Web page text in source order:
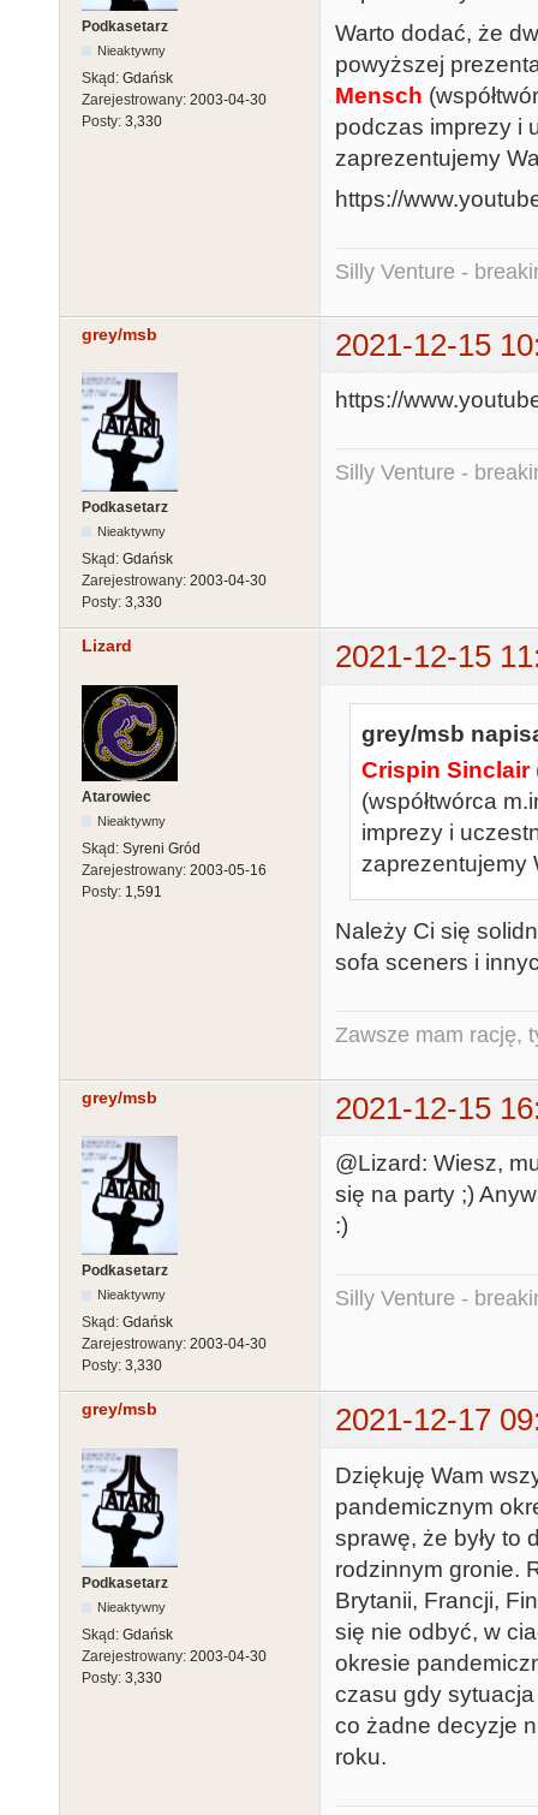
Podkasetarz
Nieaktywny
Skąd: Gdańsk
Zarejestrowany: 2003-04-30
Posty: 3,330
Warto dodać, że
powyższej
Mensch
podczas imprezy i
zaprezentujemy
https://
Silly Venture -
grey/msb 2021-12-15
Podkasetarz
Nieaktywny
Skąd: Gdańsk
Zarejestrowany: 2003-04-30
Posty: 3,330
https://
Silly Venture -
Lizard 2021-12-15
Atarowiec
Nieaktywny
Skąd: Syreni Gród
Zarejestrowany: 2003-05-16
Posty: 1,591
grey/msb
Crispin Sinclair
(współtwórca
imprezy i
zaprezentujemy
Należy Ci się
sofa sceners i
Zawsze mam rację,
grey/msb 2021-12-15
Podkasetarz
Nieaktywny
Skąd: Gdańsk
Zarejestrowany: 2003-04-30
Posty: 3,330
@Lizard: Wiesz,
się na party ;)
:)
Silly Venture -
grey/msb 2021-12-17
Podkasetarz
Nieaktywny
Skąd: Gdańsk
Zarejestrowany: 2003-04-30
Posty: 3,330
Dziękuję Wam
pandemicznym
sprawę, że były to
rodzinnym gronie.
Brytanii, Francji,
się nie odbyć, w
okresie
czasu gdy
co żadne decyzje
roku.